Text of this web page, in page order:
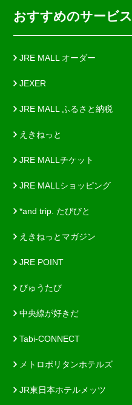
おすすめのサービス
JRE MALL オーダー
JEXER
JRE MALL ふるさと納税
えきねっと
JRE MALLチケット
JRE MALLショッピング
*and trip. たびびと
えきねっとマガジン
JRE POINT
びゅうたび
中央線が好きだ
Tabi-CONNECT
メトロポリタンホテルズ
JR東日本ホテルメッツ